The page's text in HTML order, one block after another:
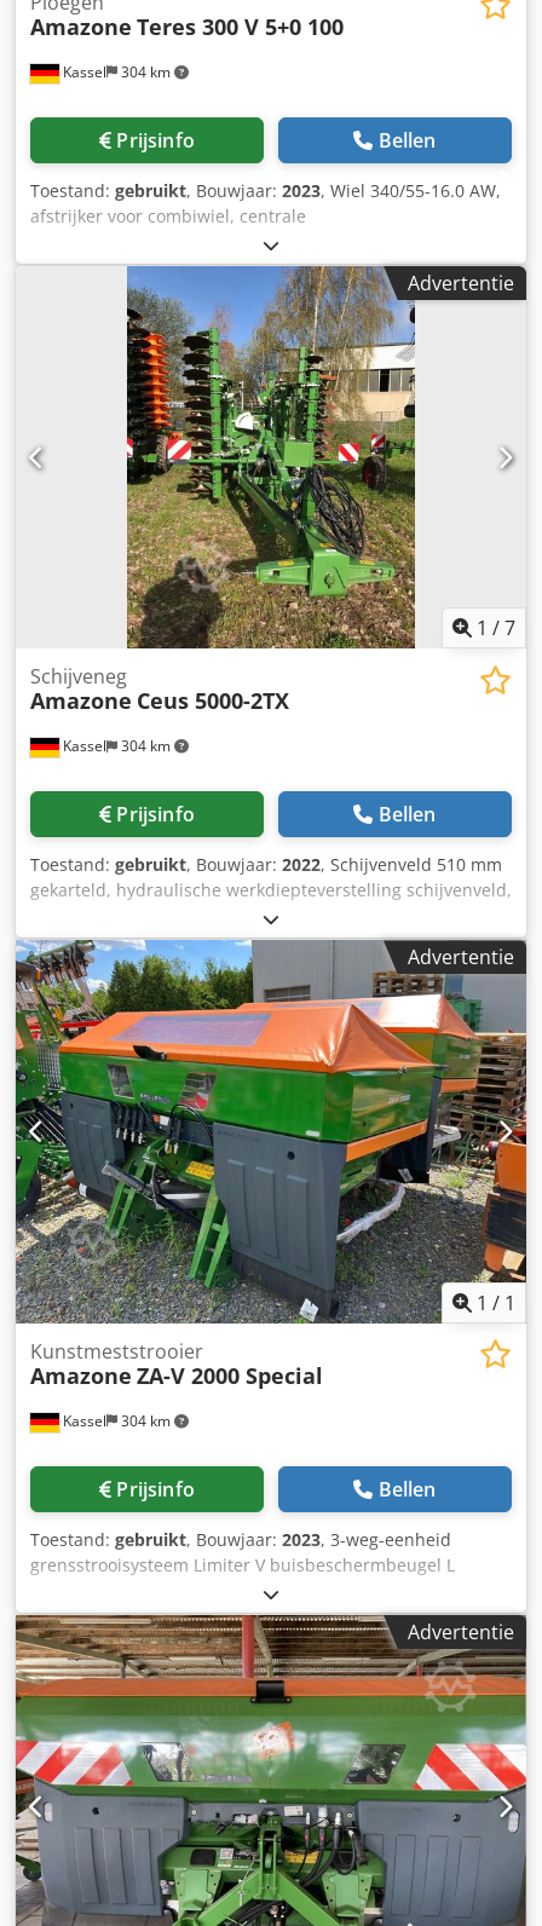
Kassel 304 km
Amazone Teres 300 V 5+0 100
Prijsinfo Bellen
Toestand: gebruikt, Bouwjaar: 2023, Wiel 340/55-16.0 AW,
afstrijker voor combiwiel, centrale
ontlastingsdrukverstelling / ploeglichaam STU 40,
schaarblad 430, HD-schaarpunt, gekarteld schijfkouters D
500, 1x gekarteld / voorbereiding voor verlichting / Dkedst
Eay Eepfx Agmer
Advertentie
1 /7
Kassel 304 km
Schijveneg
Amazone Ceus 5000-2TX
Prijsinfo Bellen
Toestand: gebruikt, Bouwjaar: 2022, Schijvenveld 510 mm
gekarteld, hydraulische werkdiepteverstelling schijvenveld,
hydraulische werkdiepteverstelling van de egalisatie-unit,
C-Mix-Ultra-tanden voor Ceus 50, hydraulische
werkdiepteverstelling tandenveld met hydraulische dissel,
HD SLIJTDEEL 80 mm (14/K1) Djdpfx Ajtz Tplogmokr
Advertentie
1 / 1
Kassel 304 km
Kunstmeststrooier
Amazone ZA-V 2000 Special
Prijsinfo Bellen
Toestand: gebruikt, Bouwjaar: 2023, 3-weg-eenheid
grensstrooisysteem Limiter V buisbeschermbeugel L
mechanische / positieweergave strooimechanisme ZA-V
opzetbak S 2000 inbouwdelen voor / ZA-basismachines
aftakas met wrijvingskoppeling spatbord L en ladders /
LED-achterverlichting Dkjdpfxst Dwibj Agmjr
Advertentie